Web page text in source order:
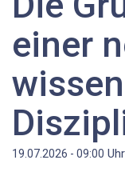
einer
19.07.2026 - 09:00 Uhr